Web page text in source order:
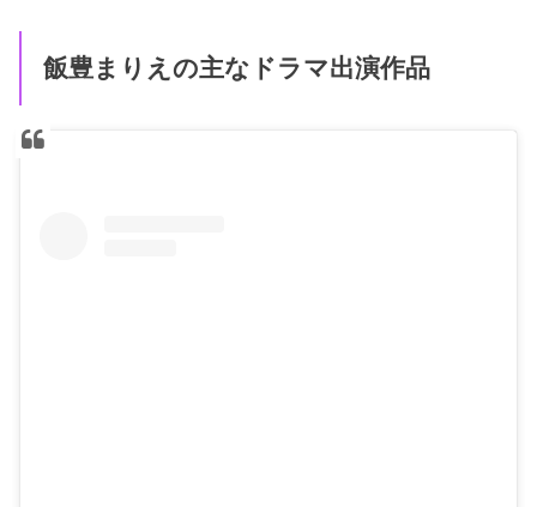
飯豊まりえの主なドラマ出演作品